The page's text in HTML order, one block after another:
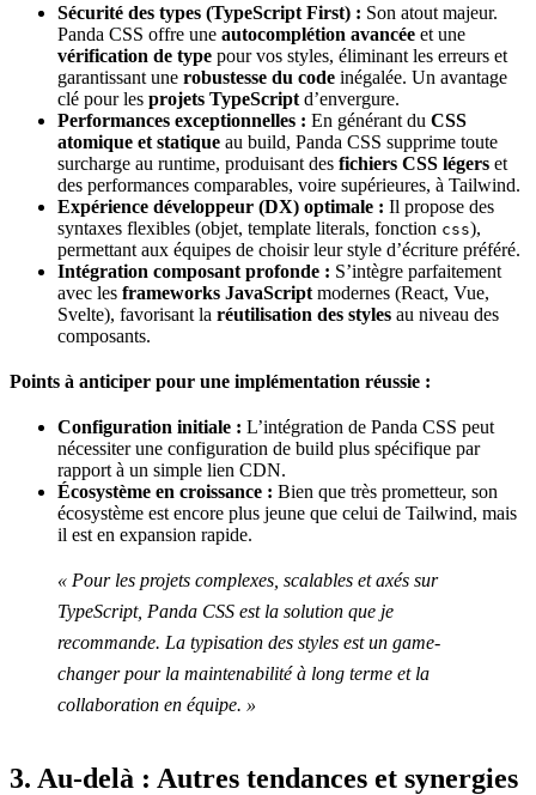
Sécurité des types (TypeScript First) : Son atout majeur.
Panda CSS offre une autocomplétion avancée et une
vérification de type pour vos styles, éliminant les erreurs et
garantissant une robustesse du code inégalée. Un avantage
clé pour les projets TypeScript d’envergure.
Performances exceptionnelles : En générant du CSS
atomique et statique au build, Panda CSS supprime toute
surcharge au runtime, produisant des fichiers CSS légers et
des performances comparables, voire supérieures, à Tailwind.
Expérience développeur (DX) optimale : Il propose des
syntaxes flexibles (objet, template literals, fonction css),
permettant aux équipes de choisir leur style d’écriture préféré.
Intégration composant profonde : S’intègre parfaitement
avec les frameworks JavaScript modernes (React, Vue,
Svelte), favorisant la réutilisation des styles au niveau des
composants.
Points à anticiper pour une implémentation réussie :
Configuration initiale : L’intégration de Panda CSS peut
nécessiter une configuration de build plus spécifique par
rapport à un simple lien CDN.
Écosystème en croissance : Bien que très prometteur, son
écosystème est encore plus jeune que celui de Tailwind, mais
il est en expansion rapide.
« Pour les projets complexes, scalables et axés sur
TypeScript, Panda CSS est la solution que je
recommande. La typisation des styles est un game-
changer pour la maintenabilité à long terme et la
collaboration en équipe. »
3. Au-delà : Autres tendances et synergies